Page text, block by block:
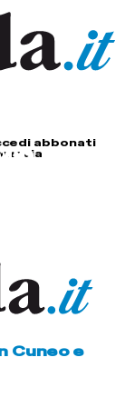
abbonati
Cuneo e